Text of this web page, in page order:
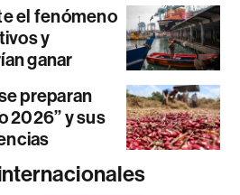
el fenómeno
y
ganar
preparan
2026” y sus